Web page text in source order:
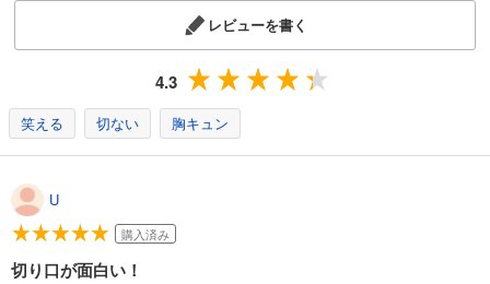
レビューを書く
4.3
笑える 切ない 胸キュン
U
購入済み
切り口が面白い！